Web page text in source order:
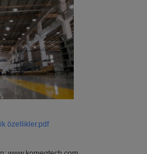
özellikler.pdf